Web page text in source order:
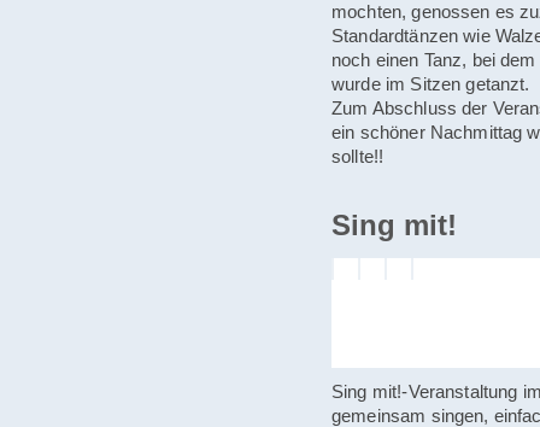
mochten, genossen es
Standardtänzen wie
noch einen Tanz, bei
wurde im Sitzen getanzt.
Zum Abschluss der
ein schöner Nachmittag
sollte!!
Sing mit!
Sing mit!-Veranstaltung
gemeinsam singen,